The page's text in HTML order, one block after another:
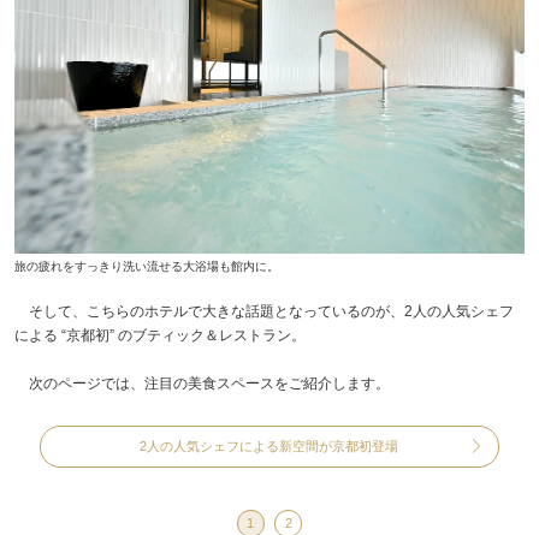
旅の疲れをすっきり洗い流せる大浴場も館内に。
そして、こちらのホテルで大きな話題となっているのが、2人の人気シェフ
による “京都初” のブティック＆レストラン。
次のページでは、注目の美食スペースをご紹介します。
2人の人気シェフによる新空間が京都初登場
1 2